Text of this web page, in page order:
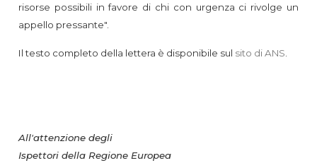
risorse possibili in favore di chi con urgenza ci rivolge un
appello pressante".
Il testo completo della lettera è disponibile sul sito di ANS
All'attenzione degli
Ispettori della Regione Europea